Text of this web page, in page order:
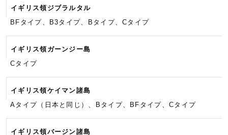
イギリス領ジブラルタル
BFタイプ、B3タイプ、Bタイプ、Cタイプ
イギリス領ガーンジー島
Cタイプ
イギリス領ケイマン諸島
Aタイプ（日本と同じ）、Bタイプ、
BFタイプ、 Cタイプ
イギリス領バージン諸島